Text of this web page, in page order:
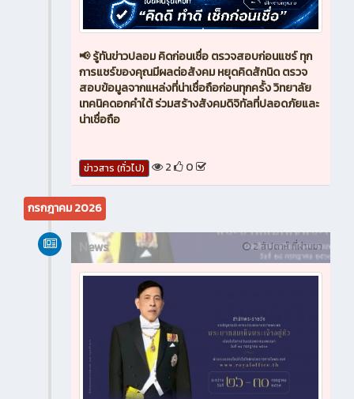
📢 รู้ทันข่าวปลอม คิดก่อนเชื่อ ตรวจสอบก่อนแชร์ ทุก
การแชร์ของคุณมีผลต่อสังคม หยุดคิดสักนิด ตรวจ
สอบข้อมูลจากแหล่งที่น่าเชื่อถือก่อนทุกครั้ง วิทยาลัย
เทคนิคดอกคำใต้ ร่วมสร้างสังคมดิจิทัลที่ปลอดภัยและ
น่าเชื่อถือ
ข่าวสาร (ทั่วไป) 2 0
กรกฎาคม 2026
2 สัปดาห์ ที่ผ่านมา
News